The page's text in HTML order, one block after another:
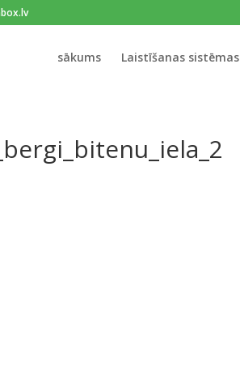
sākums Laistīšanas sistēmas